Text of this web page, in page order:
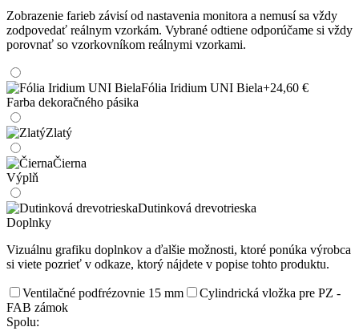
Zobrazenie farieb závisí od nastavenia monitora a nemusí sa vždy
zodpovedať reálnym vzorkám. Vybrané odtiene odporúčame si vždy
porovnať so vzorkovníkom reálnymi vzorkami.
Fólia Iridium UNI Biela+24,60 €
Farba dekoračného pásika
Zlatý
Čierna
Výplň
Dutinková drevotrieska
Doplnky
Vizuálnu grafiku doplnkov a ďalšie možnosti, ktoré ponúka výrobca
si viete pozrieť v odkaze, ktorý nájdete v popise tohto produktu.
Ventilačné podfrézovnie 15 mm
Cylindrická vložka pre PZ -
FAB zámok
Spolu: